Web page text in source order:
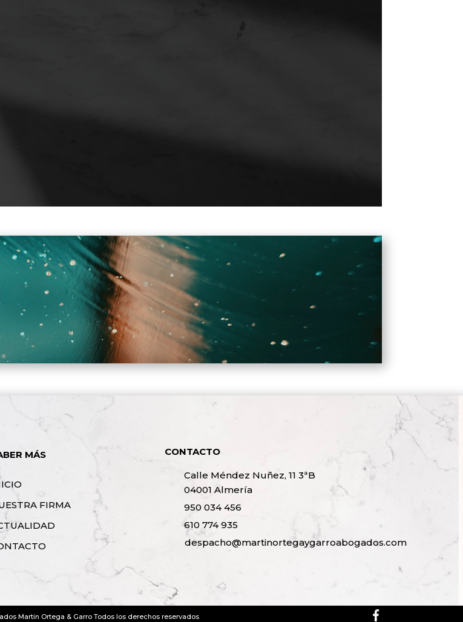
actúa ahora
derecho
MÁS
FIRMA
CONTACTO
Calle Méndez Nuñez, 11 3ªB
04001 Almería
950 034 456
610 774 935
despacho@martinortegaygarroabogados.com
Martin Ortega & Garro Todos los derechos reservados